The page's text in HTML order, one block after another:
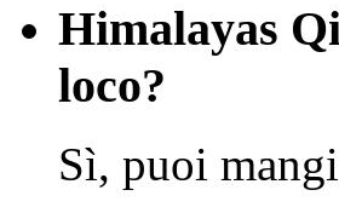
Himalayas
loco?
Sì, puoi